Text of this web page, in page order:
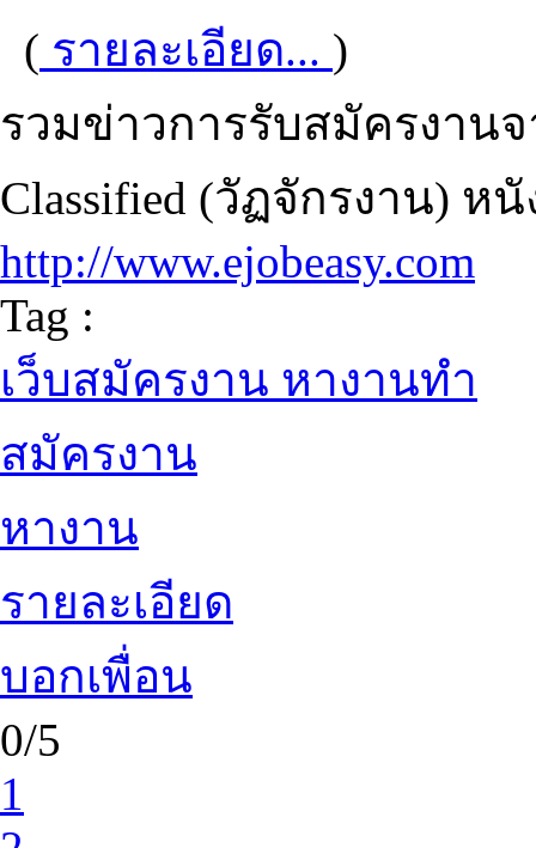
( รายละเอียด... )
รวมข่าวการรับสมัครงาน
Classified (วัฏจักรงาน)
http://www.ejobeasy.com
Tag :
เว็บสมัครงาน หางานทำ
สมัครงาน
หางาน
รายละเอียด
บอกเพื่อน
0/5
1